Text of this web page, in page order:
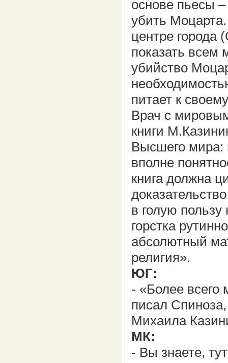
основе пьесы
убить
центре города
показать
убийство
питает к
Врач с
книги
Высшего мира:
вполне
книга должна
в голую
горстка
абсолютный
религия».
ЮГ:
- «Более
писал
Михаила
МК:
- Вы знаете,